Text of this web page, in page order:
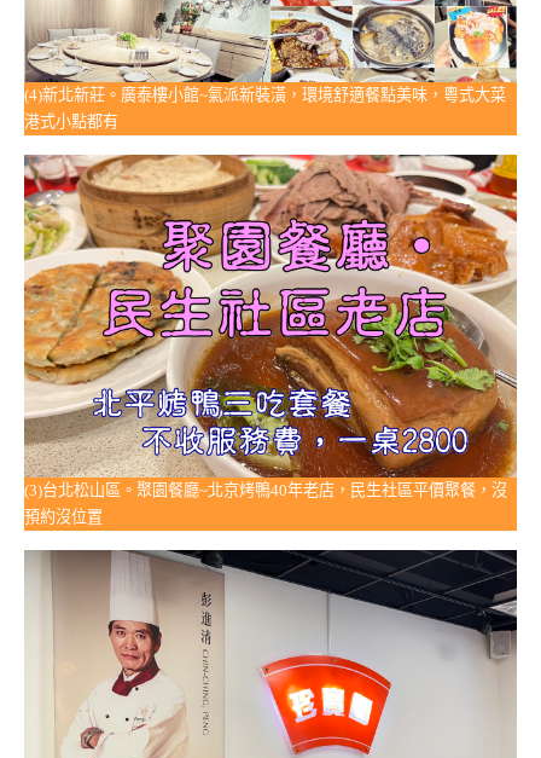
(4)新北新莊。廣泰樓小館~氣派新裝潢，環境舒適餐點美味，粵式大菜
港式小點都有
(3)台北松山區。聚園餐廳~北京烤鴨40年老店，民生社區平價聚餐，沒
預約沒位置